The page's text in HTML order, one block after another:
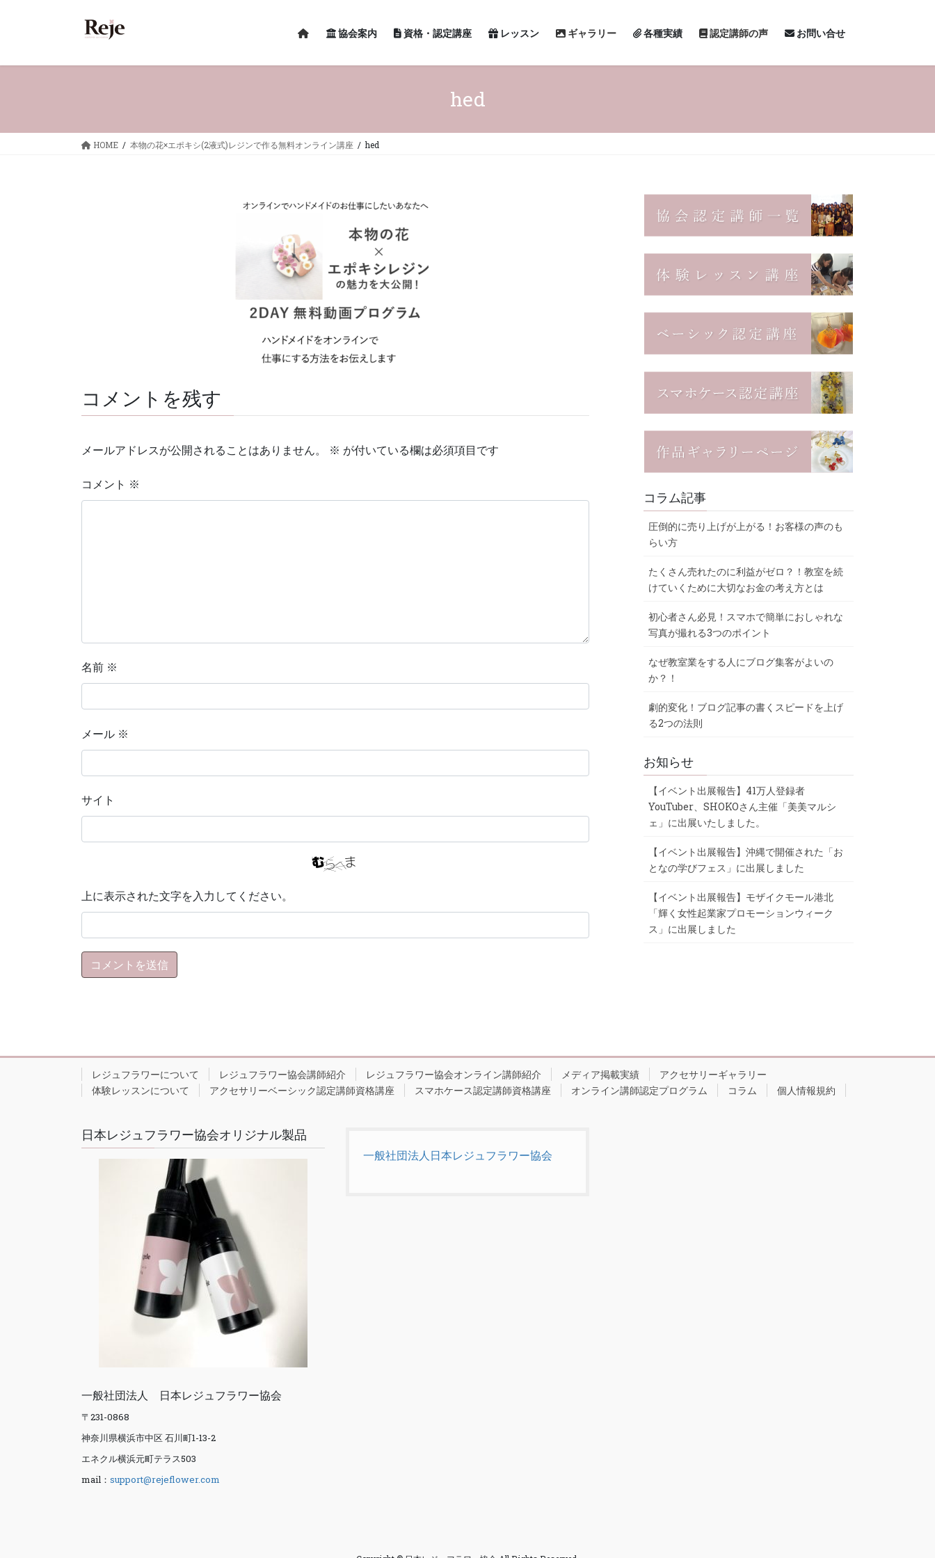
協会案内 資格・認定講座 レッスン ギャラリー 各種実績 認定講師の声 お問い合せ
hed
HOME 本物の花×エポキシ(2液式)レジンで作る無料オンライン講座 hed
コメントを残す
メールアドレスが公開されることはありません。 ※ が付いている欄は必須項目です
コメント ※
名前 ※
メール ※
サイト
上に表示された文字を入力してください。
コラム記事
圧倒的に売り上げが上がる！お客様の声のも
らい方
たくさん売れたのに利益がゼロ？！教室を続
けていくために大切なお金の考え方とは
初心者さん必見！スマホで簡単におしゃれな
写真が撮れる3つのポイント
なぜ教室業をする人にブログ集客がよいの
か？！
劇的変化！ブログ記事の書くスピードを上げ
る2つの法則
お知らせ
【イベント出展報告】41万人登録者
YouTuber、SHOKOさん主催「美美マルシ
ェ」に出展いたしました。
【イベント出展報告】沖縄で開催された「お
となの学びフェス」に出展しました
【イベント出展報告】モザイクモール港北
「輝く女性起業家プロモーションウィーク
ス」に出展しました
レジュフラワーについて レジュフラワー協会講師紹介 レジュフラワー協会オンライン講師紹介 メディア掲載実績
アクセサリーギャラリー
体験レッスンについて
アクセサリーベーシック認定講師資格講座 スマホケース認定講師資格講座 オンライン講師認定プログラム コラム 個人情報規約
日本レジュフラワー協会オリジナル製品
一般社団法人 日本レジュフラワー協会
〒231-0868
神奈川県横浜市中区 石川町1-13-2
エネクル横浜元町テラス503
mail： support@rejeflower.com
一般社団法人日本レジュフラワー協会